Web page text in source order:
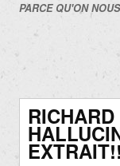
PARCE QU'ON